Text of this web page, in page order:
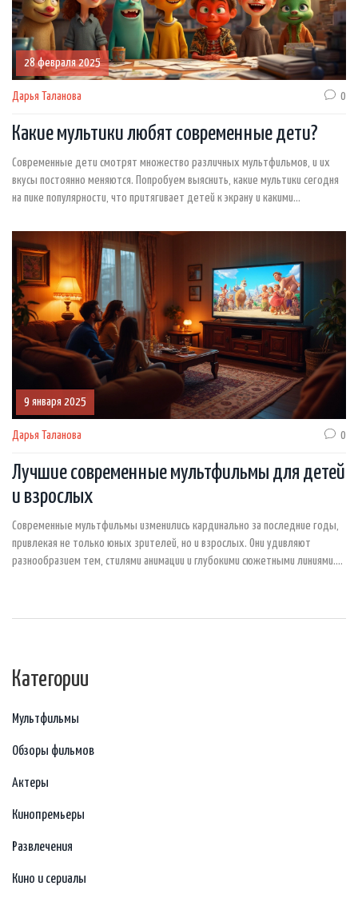
28 февраля 2025
Дарья Таланова 0
Какие мультики любят современные дети?
Современные дети смотрят множество различных мультфильмов, и их
вкусы постоянно меняются. Попробуем выяснить, какие мультики сегодня
на пике популярности, что притягивает детей к экрану и какими
мультфильмы для своих детей. Исследования показывают, что ключ к
успеху современных мультфильмов заключается в ярких персонажах,
захватывающем сюжете и актуальных темах.
9 января 2025
Дарья Таланова 0
Лучшие современные мультфильмы для детей
и взрослых
Современные мультфильмы изменились кардинально за последние годы,
привлекая не только юных зрителей, но и взрослых. Они удивляют
разнообразием тем, стилями анимации и глубокими сюжетными линиями.
Категории
Мультфильмы
Обзоры фильмов
Актеры
Кинопремьеры
Развлечения
Кино и сериалы